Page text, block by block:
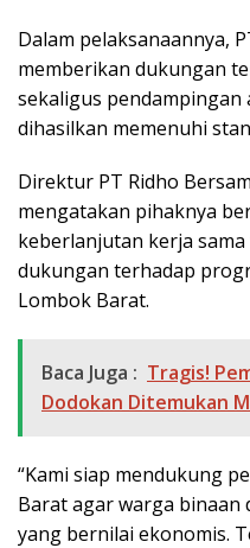
Dalam pelaksanaannya,
memberikan dukungan
sekaligus pendampingan
dihasilkan memenuhi
Direktur PT Ridho
mengatakan pihaknya
keberlanjutan kerja
dukungan terhadap
Lombok Barat.
Baca Juga : Tragis!
Dodokan Ditemukan
“Kami siap mendukung
Barat agar warga
yang bernilai ekonomis.